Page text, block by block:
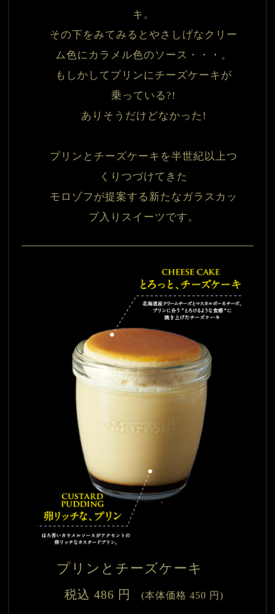
キ。
その下をみてみるとやさしげなクリー
ム色にカラメル色のソース・・・。
もしかしてプリンにチーズケーキが
乗っている?!
ありそうだけどなかった!
プリンとチーズケーキを半世紀以上つ
くりつづけてきた
モロゾフが提案する新たなガラスカッ
プリンとチーズケーキ
税込 486 円 (本体価格 450 円)